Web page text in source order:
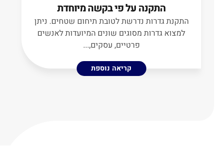
התקנה על פי בקשה מיוחדת
התקנת גדרות נדרשת לטובת תיחום שטחים. ניתן
למצוא גדרות מסוגים שונים המיועדות לאנשים
פרטיים, עסקים,...
קריאה נוספת